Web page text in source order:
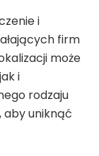
i
firm
może
i
rodzaju
aby uniknąć